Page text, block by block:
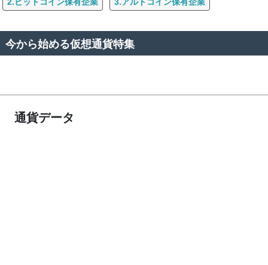
今から始める仮想通貨特集
通貨データ